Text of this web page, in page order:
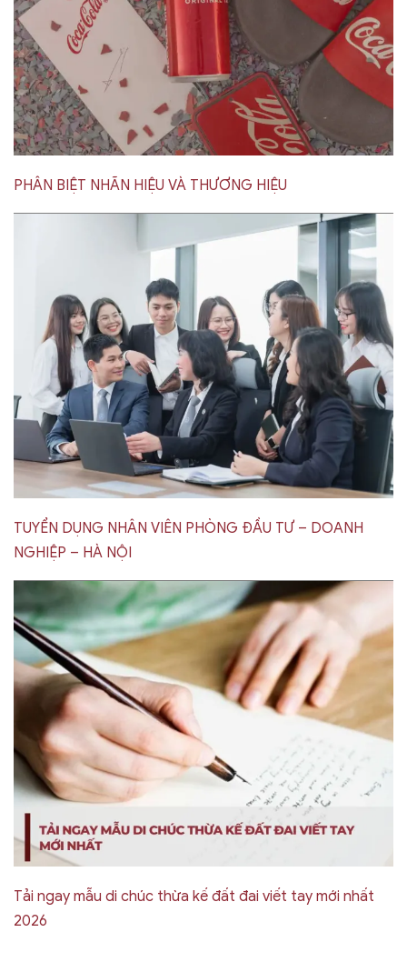
PHÂN BIỆT NHÃN HIỆU VÀ THƯƠNG HIỆU
TUYỂN DỤNG NHÂN VIÊN PHÒNG ĐẦU TƯ – DOANH
NGHIỆP – HÀ NỘI
Tải ngay mẫu di chúc thừa kế đất đai viết tay mới nhất
2026